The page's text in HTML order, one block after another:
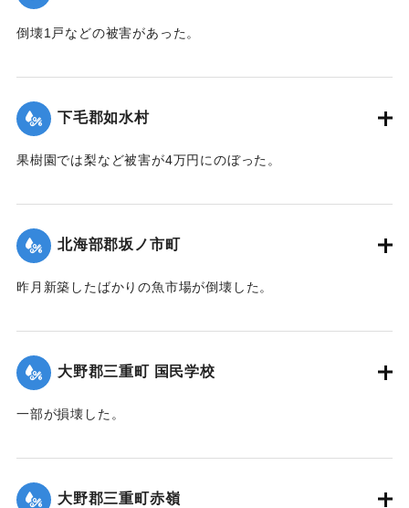
倒壊1戸などの被害があった。
｜固有コード:00474072
下毛郡如水村
果樹園では梨など被害が4万円にのぼった。
｜固有コード: 00474073
北海部郡坂ノ市町
昨月新築したばかりの魚市場が倒壊した。
｜固有コード:00474074
大野郡三重町 国民学校
一部が損壊した。
｜固有コード:00474067
大野郡三重町赤嶺